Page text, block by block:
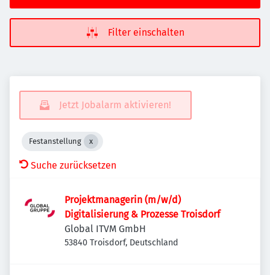
Filter einschalten
Jetzt Jobalarm aktivieren!
Festanstellung
Suche zurücksetzen
Projektmanagerin (m/w/d)
Digitalisierung & Prozesse Troisdorf
Global ITVM GmbH
53840 Troisdorf, Deutschland